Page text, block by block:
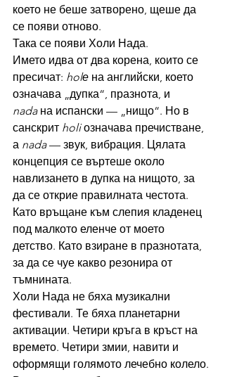
което не беше затворено, щеше да
се появи отново.
Така се появи Холи Нада.
Името идва от два корена, които се
пресичат: holе на английски, което
означава „дупка“, празнота, и
nada на испански — „нищо“. Но в
санскрит holi означава пречистване,
а nada — звук, вибрация. Цялата
концепция се въртеше около
навлизането в дупка на нищото, за
да се открие правилната честота.
Като връщане към слепия кладенец
под малкото еленче от моето
детство. Като взиране в празнотата,
за да се чуе какво резонира от
тъмнината.
Холи Нада не бяха музикални
фестивали. Те бяха планетарни
активации. Четири кръга в кръст на
времето. Четири змии, навити и
оформящи голямото лечебно колело.